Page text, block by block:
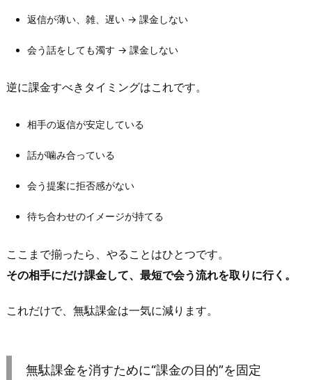
分
け
1.
会
る
は
「課
額」
り
ミ
返信が薄い、雑、遅い → 課金しない
会う話をしても濁す → 課金しない
逆に課金すべきタイミングはこれです。
相手の返信が安定している
話が噛み合っている
会う提案に拒否感がない
待ち合わせのイメージが持てる
ここまで揃ったら、やることはひとつです。
その相手にだけ課金して、最短で会う流れを取りに行く。
これだけで、無駄課金は一気に減ります。
無駄課金を消すために“課金の目的”を固定